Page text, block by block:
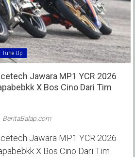
Tune Up
Jawara MP1 YCR 2026
X Bos Cino Dari Tim
BeritaBalap.com
Jawara MP1 YCR 2026
X Bos Cino Dari Tim